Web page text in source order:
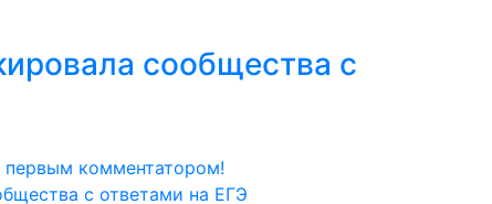
сообщества с
первым комментатором!